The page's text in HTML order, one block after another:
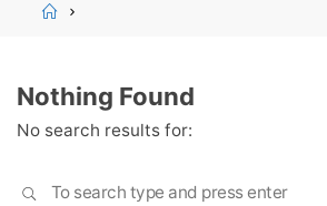
Home
Nothing Found
No search results for:
SEARCH